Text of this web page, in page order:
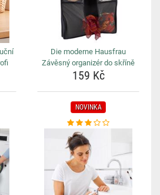
Die moderne Hausfrau
Závěsný organizér do skříně
159 Kč
NOVINKA